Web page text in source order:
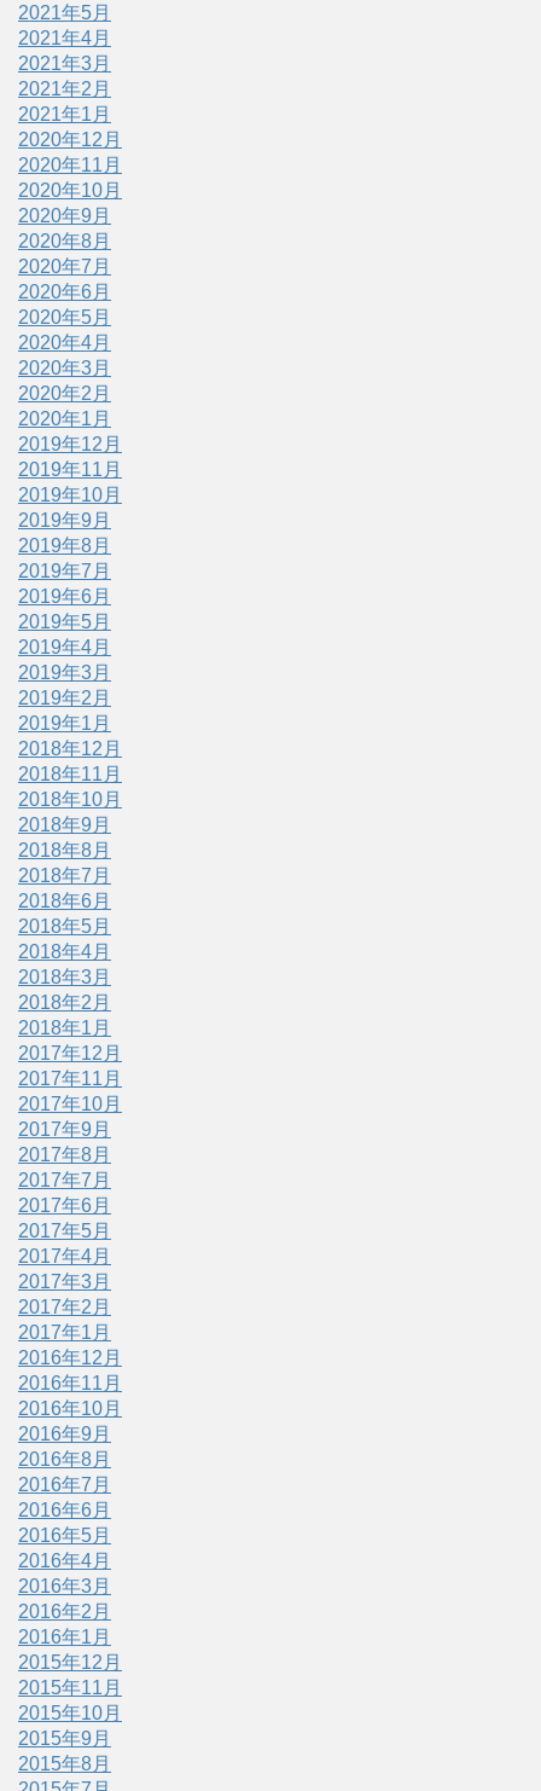
2021年5月
2021年4月
2021年3月
2021年2月
2021年1月
2020年12月
2020年11月
2020年10月
2020年9月
2020年8月
2020年7月
2020年6月
2020年5月
2020年4月
2020年3月
2020年2月
2020年1月
2019年12月
2019年11月
2019年10月
2019年9月
2019年8月
2019年7月
2019年6月
2019年5月
2019年4月
2019年3月
2019年2月
2019年1月
2018年12月
2018年11月
2018年10月
2018年9月
2018年8月
2018年7月
2018年6月
2018年5月
2018年4月
2018年3月
2018年2月
2018年1月
2017年12月
2017年11月
2017年10月
2017年9月
2017年8月
2017年7月
2017年6月
2017年5月
2017年4月
2017年3月
2017年2月
2017年1月
2016年12月
2016年11月
2016年10月
2016年9月
2016年8月
2016年7月
2016年6月
2016年5月
2016年4月
2016年3月
2016年2月
2016年1月
2015年12月
2015年11月
2015年10月
2015年9月
2015年8月